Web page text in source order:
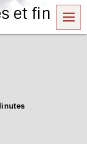
et fin
MEN
U